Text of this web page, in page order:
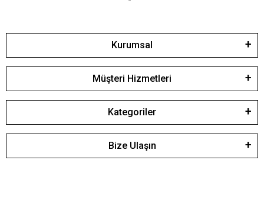
Kurumsal
Müşteri Hizmetleri
Kategoriler
Bize Ulaşın